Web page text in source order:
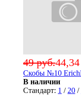
49 руб.
Скобы №10
В наличии
Стандарт: 1 / 20 /